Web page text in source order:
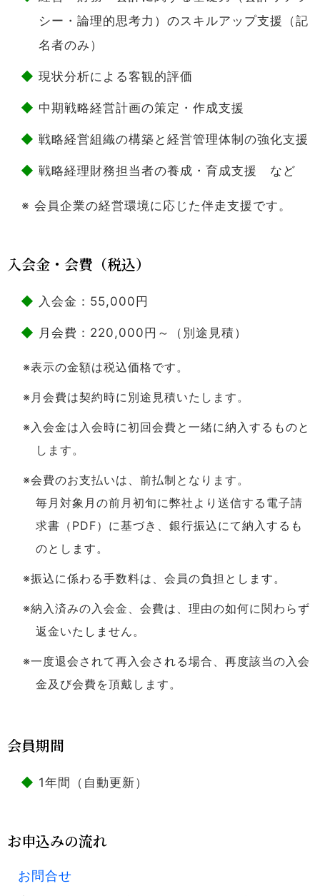
シー・論理的思考力）のスキルアップ支援（記
名者のみ）
現状分析による客観的評価
中期戦略経営計画の策定・作成支援
戦略経営組織の構築と経営管理体制の強化支援
戦略経理財務担当者の養成・育成支援 など
※ 会員企業の経営環境に応じた伴走支援です。
入会金・会費（税込）
入会金：55,000円
月会費：220,000円～（別途見積）
※表示の金額は税込価格です。
※月会費は契約時に別途見積いたします。
※入会金は入会時に初回会費と一緒に納入するものと
します。
※会費のお支払いは、前払制となります。
毎月対象月の前月初旬に弊社より送信する電子請
求書（PDF）に基づき、銀行振込にて納入するも
のとします。
※振込に係わる手数料は、会員の負担とします。
※納入済みの入会金、会費は、理由の如何に関わらず
返金いたしません。
※一度退会されて再入会される場合、再度該当の入会
金及び会費を頂戴します。
会員期間
1年間（自動更新）
お申込みの流れ
お問合せ